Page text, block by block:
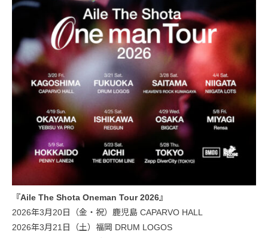
『Aile The Shota Oneman Tour 2026』
2026年3月20日（金・祝）鹿児島 CAPARVO HALL
2026年3月21日（土）福岡 DRUM LOGOS